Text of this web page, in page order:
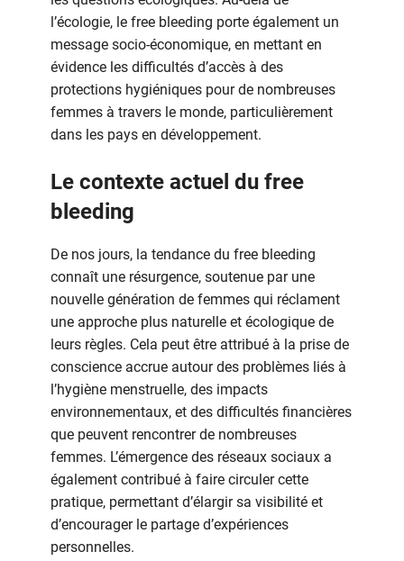
l’écologie, le free bleeding porte également un
message socio-économique, en mettant en
évidence les difficultés d’accès à des
protections hygiéniques pour de nombreuses
femmes à travers le monde, particulièrement
dans les pays en développement.
Le contexte actuel du free
bleeding
De nos jours, la tendance du free bleeding
connaît une résurgence, soutenue par une
nouvelle génération de femmes qui réclament
une approche plus naturelle et écologique de
leurs règles. Cela peut être attribué à la prise de
conscience accrue autour des problèmes liés à
l’hygiène menstruelle, des impacts
environnementaux, et des difficultés financières
que peuvent rencontrer de nombreuses
femmes. L’émergence des réseaux sociaux a
également contribué à faire circuler cette
pratique, permettant d’élargir sa visibilité et
d’encourager le partage d’expériences
personnelles.